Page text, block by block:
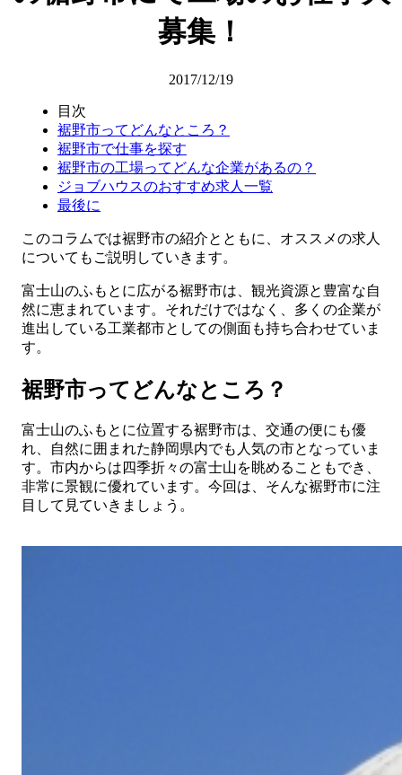
募集！
2017/12/19
目次
裾野市ってどんなところ？
裾野市で仕事を探す
裾野市の工場ってどんな企業があるの？
ジョブハウスのおすすめ求人一覧
最後に
このコラムでは裾野市の紹介とともに、オススメの求人
についてもご説明していきます。
富士山のふもとに広がる裾野市は、観光資源と豊富な自
然に恵まれています。それだけではなく、多くの企業が
進出している工業都市としての側面も持ち合わせていま
す。
裾野市ってどんなところ？
富士山のふもとに位置する裾野市は、交通の便にも優
れ、自然に囲まれた静岡県内でも人気の市となっていま
す。市内からは四季折々の富士山を眺めることもでき、
非常に景観に優れています。今回は、そんな裾野市に注
目して見ていきましょう。